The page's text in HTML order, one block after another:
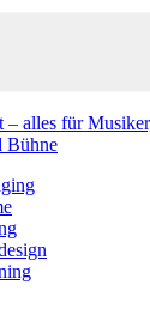
alles für
Bühne